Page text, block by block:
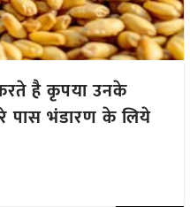
है कृपया उनके
पास भंडारण के लिये